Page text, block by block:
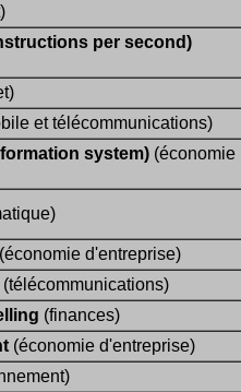
per second)
et télécommunications)
system) (économie
(économie d'entreprise)
(télécommunications)
(finances)
(économie d'entreprise)